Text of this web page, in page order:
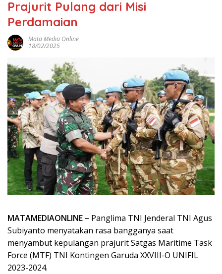
Prajurit Pulang dari Misi
Perdamaian
Mata Media Online
18/02/2025
MATAMEDIAONLINE – Panglima TNI Jenderal TNI Agus
Subiyanto menyatakan rasa bangganya saat
menyambut kepulangan prajurit Satgas Maritime Task
Force (MTF) TNI Kontingen Garuda XXVIII-O UNIFIL
2023-2024.